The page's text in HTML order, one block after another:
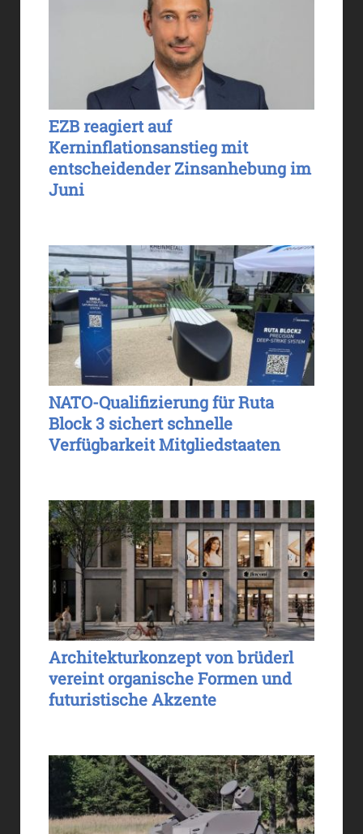
EZB reagiert auf
Kerninflationsanstieg mit
entscheidender Zinsanhebung im
Juni
NATO-Qualifizierung für Ruta
Block 3 sichert schnelle
Verfügbarkeit Mitgliedstaaten
Architekturkonzept von brüderl
vereint organische Formen und
futuristische Akzente